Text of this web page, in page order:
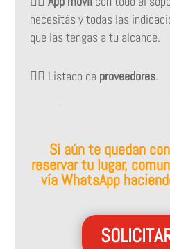
necesitás y todas las
que las tengas a tu alcance.
👉🏻 Listado de proveedores.
Si aún te quedan
reservar tu lugar,
vía WhatsApp